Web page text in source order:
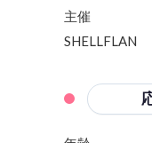
主催
SHELLFLAN